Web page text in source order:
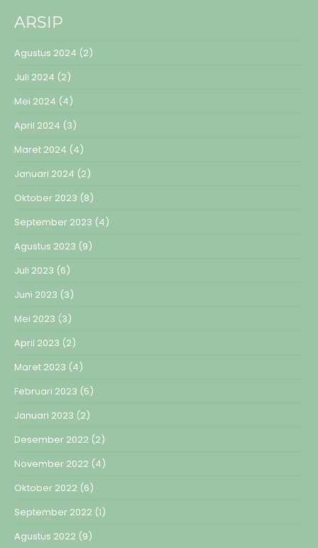
ARSIP
Agustus 2024 (2)
Juli 2024 (2)
Mei 2024 (4)
April 2024 (3)
Maret 2024 (4)
Januari 2024 (2)
Oktober 2023 (8)
September 2023 (4)
Agustus 2023 (9)
Juli 2023 (6)
Juni 2023 (3)
Mei 2023 (3)
April 2023 (2)
Maret 2023 (4)
Februari 2023 (5)
Januari 2023 (2)
Desember 2022 (2)
November 2022 (4)
Oktober 2022 (6)
September 2022 (1)
Agustus 2022 (9)